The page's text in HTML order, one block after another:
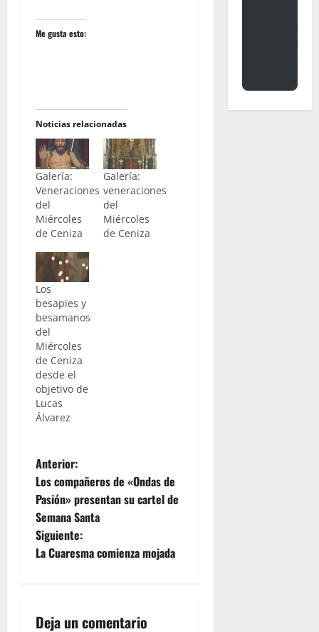
Me gusta esto:
Noticias relacionadas
Galería:
Veneraciones
del
Miércoles
de Ceniza
Galería:
veneraciones
del
Miércoles
de Ceniza
Los
besapies y
besamanos
del
Miércoles
de Ceniza
desde el
objetivo de
Lucas
Álvarez
N
a
v
e
a
Anterior:
Los compañeros de «Ondas de
Pasión» presentan su cartel de
Semana Santa
Siguiente:
La Cuaresma comienza mojada
Deja un comentario